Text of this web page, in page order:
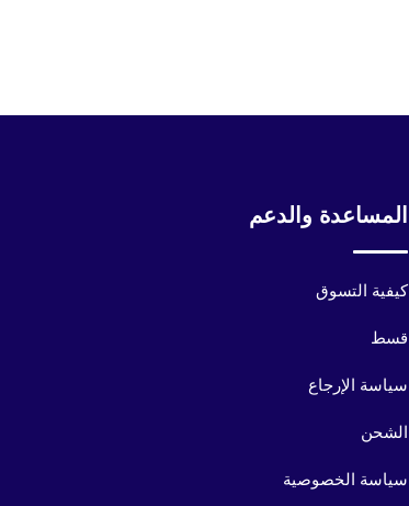
المساعدة والدعم
كيفية التسوق
قسط
سياسة الإرجاع
الشحن
سياسة الخصوصية